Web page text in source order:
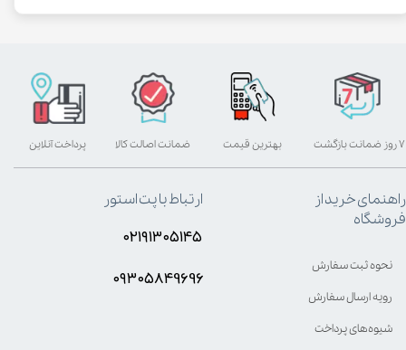
بهترین قیمت پرداخت آنلاین ۷ روز ضمانت بازگشت ضمانت اصالت کالا
راهنمای خرید از
فروشگاه
نحوه ثبت سفارش
رویه ارسال سفارش
شیوه‌های پرداخت
ارتباط با پت استور
۰۲۱۹۱۳۰۵۱۴۵
۰۹۳۰۵8۴9696